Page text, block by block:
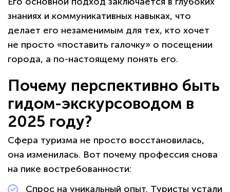
знаниях и коммуникативных навыках, что
делает его незаменимым для тех, кто хочет
не просто «поставить галочку» о посещении
города, а по-настоящему понять его.
Почему перспективно быть
гидом-экскурсоводом в
2025 году?
Сфера туризма не просто восстановилась,
она изменилась. Вот почему профессия снова
на пике востребованности:
Спрос на уникальный опыт. Туристы устали